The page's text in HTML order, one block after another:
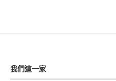
我們這一家